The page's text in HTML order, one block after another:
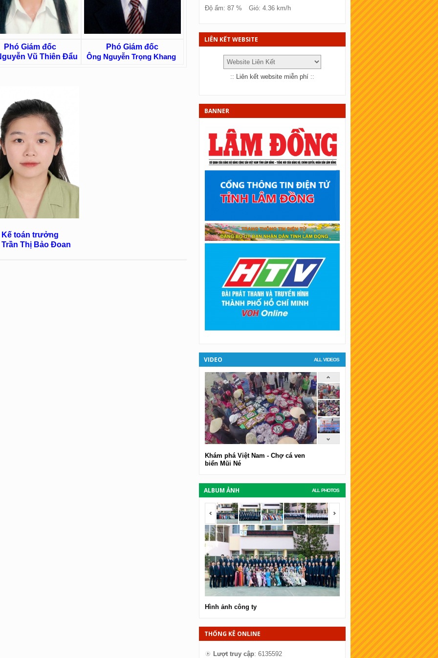
Phó Giám đốc
Vũ Thiên Đẩu
Phó Giám đốc
Ông Nguyễn Trọng Khang
Kế toán trưởng
Trần Thị Bảo Đoan
XSKT Bắc Ninh
XSKT Bến Tre
XSKT Sóc Trăng
XSKT Cần Thơ
XSKT An Giang
XSKT Bình Thuận
XSKT Vĩnh Long
XSKT Bình Dương
XSKT Long An
XSKT Bình Phước
XSKT Tiền Giang
XSKT Đà Lạt
Độ ẩm: 87 % Gió: 4.36 km/h
LIÊN KẾT WEBSITE
:: Liên kết website miễn phí::
BANNER
ALL VIDEOS
VIDEO
Khám phá Việt Nam - Chợ cá ven
biển Mũi Né
ALL PHOTOS
ALBUM ẢNH
<span></span> <span></span>
Hình ảnh công ty Hình ảnh công ty
THỐNG KÊ ONLINE
Lượt truy cập: 6135592